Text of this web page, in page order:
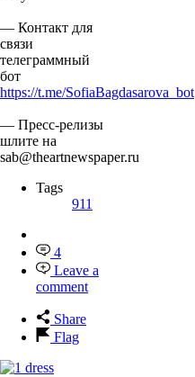
— Контакт для
связи
телеграммный
бот
https://t.me/SofiaBagdasarova_bot
— Пресс-релизы
шлите на
sab@theartnewspaper.ru
Tags
911
4
Leave a
comment
Share
Flag